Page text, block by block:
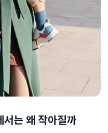
서는 왜 작아질까